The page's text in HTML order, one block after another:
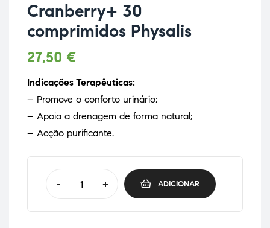
Cranberry+ 30
comprimidos Physalis
27,50 €
Indicações Terapêuticas:
– Promove o conforto urinário;
– Apoia a drenagem de forma natural;
– Acção purificante.
- + ADICIONAR